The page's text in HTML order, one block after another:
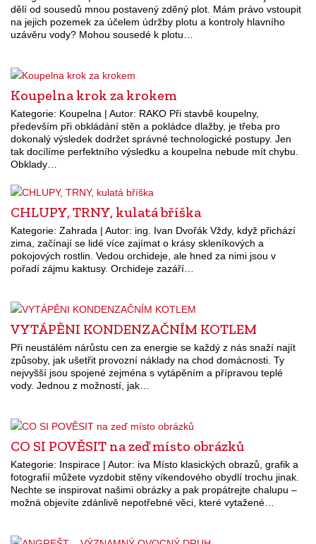
dělí od sousedů mnou postavený zděný plot. Mám právo vstoupit
na jejich pozemek za účelem údržby plotu a kontroly hlavního
uzávěru vody? Mohou sousedé k plotu…
Koupelna krok za krokem
Kategorie: Koupelna | Autor: RAKO Při stavbě koupelny,
především při obkládání stěn a pokládce dlažby, je třeba pro
dokonalý výsledek dodržet správné technologické postupy. Jen
tak docílíme perfektního výsledku a koupelna nebude mít chybu.
Obklady…
CHLUPY, TRNY, kulatá bříška
Kategorie: Zahrada | Autor: ing. Ivan Dvořák Vždy, když přichází
zima, začínají se lidé více zajímat o krásy skleníkových a
pokojových rostlin. Vedou orchideje, ale hned za nimi jsou v
pořadí zájmu kaktusy. Orchideje zazáří…
VYTÁPĚNI KONDENZAČNÍM KOTLEM
Při neustálém nárůstu cen za energie se každý z nás snaží najít
způsoby, jak ušetřit provozní náklady na chod domácnosti. Ty
nejvyšší jsou spojené zejména s vytápěním a přípravou teplé
vody. Jednou z možností, jak…
CO SI POVĚSIT na zeď místo obrázků
Kategorie: Inspirace | Autor: iva Místo klasických obrazů, grafik a
fotografií můžete vyzdobit stěny víkendového obydlí trochu jinak.
Nechte se inspirovat našimi obrázky a pak propátrejte chalupu –
možná objevíte zdánlivě nepotřebné věci, které vytažené…